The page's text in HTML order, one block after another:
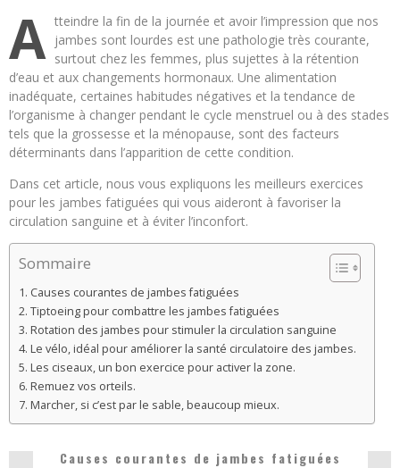
A tteindre la fin de la journée et avoir l’impression que nos
jambes sont lourdes est une pathologie très courante,
surtout chez les femmes, plus sujettes à la rétention
d’eau et aux changements hormonaux. Une alimentation
inadéquate, certaines habitudes négatives et la tendance de
l’organisme à changer pendant le cycle menstruel ou à des stades
tels que la grossesse et la ménopause, sont des facteurs
déterminants dans l’apparition de cette condition.
Dans cet article, nous vous expliquons les meilleurs exercices
pour les jambes fatiguées qui vous aideront à favoriser la
circulation sanguine et à éviter l’inconfort.
Sommaire
Causes courantes de jambes fatiguées
Tiptoeing pour combattre les jambes fatiguées
Rotation des jambes pour stimuler la circulation sanguine
Le vélo, idéal pour améliorer la santé circulatoire des jambes.
Les ciseaux, un bon exercice pour activer la zone.
Remuez vos orteils.
Marcher, si c’est par le sable, beaucoup mieux.
Causes courantes de jambes fatiguées